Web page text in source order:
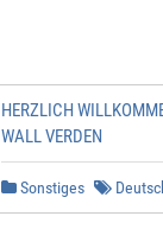
HERZLICH
WALL VERDEN
Sonstiges